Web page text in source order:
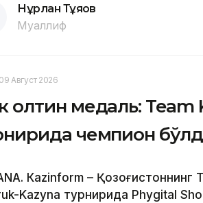
Нұрлан Тұяқов
Муаллиф
Август 2026
олтин медаль: Team
чемпион
Кazinform –
Kazyna турнирида Phygital